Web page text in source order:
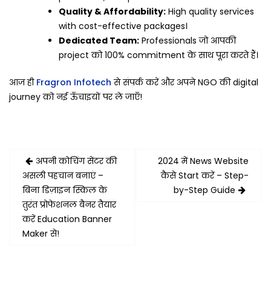
Quality & Affordability: High quality services
with cost-effective packages।
Dedicated Team: Professionals जो आपकी
project को 100% commitment के साथ पूरा करते हैं।
आज ही Fragron Infotech से संपर्क करें और अपने NGO की digital
journey को नई ऊँचाइयों पर ले जाएँ!
Post
navigation
अपनी कोचिंग सेंटर की
असली पहचान बनाएं –
बिना डिज़ाइन स्किल के
तुरंत प्रोफेशनल बैनर तैयार
करें Education Banner
Maker से!
2024 में News Website
कैसे Start करें – Step-
by-Step Guide